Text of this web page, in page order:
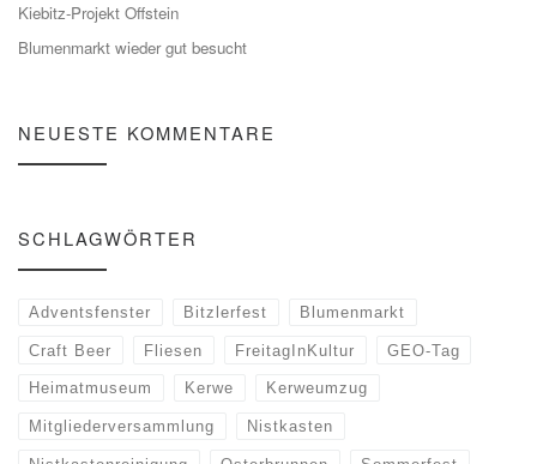
Kiebitz-Projekt Offstein
Blumenmarkt wieder gut besucht
NEUESTE KOMMENTARE
SCHLAGWÖRTER
Adventsfenster Bitzlerfest Blumenmarkt
Craft Beer Fliesen FreitagInKultur GEO-Tag
Heimatmuseum Kerwe Kerweumzug
Mitgliederversammlung Nistkasten